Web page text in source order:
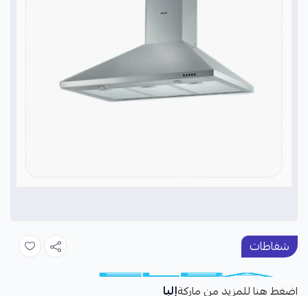
شفاطات
اضغط هنا للمزيد من ماركةإلبا